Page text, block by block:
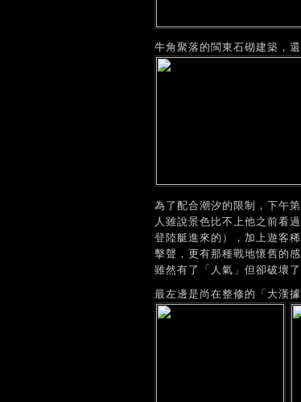
牛角聚落的閩東石砌建築，
為了配合潮汐的限制，下午
人雖說景色比不上他之前看
登陸艇進來的），加上遊客
擊聲，更有那種戰地懷舊的
雖然有了「人氣」但卻破壞了
最左邊是尚在整修的「大漢